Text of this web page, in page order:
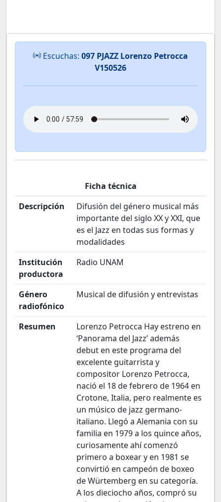
Escuchas: 097 PJAZZ Lorenzo Petrocca
V150526
Ficha técnica
Descripción
Difusión del género musical más
importante del siglo XX y XXI, que
es el Jazz en todas sus formas y
modalidades
Institución
productora
Radio UNAM
Género
radiofónico
Musical de difusión y entrevistas
Resumen
Lorenzo Petrocca Hay estreno en
‘Panorama del Jazz’ además
debut en este programa del
excelente guitarrista y
compositor Lorenzo Petrocca,
nació el 18 de febrero de 1964 en
Crotone, Italia, pero realmente es
un músico de jazz germano-
italiano. Llegó a Alemania con su
familia en 1979 a los quince años,
curiosamente ahí comenzó
primero a boxear y en 1981 se
convirtió en campeón de boxeo
de Würtemberg en su categoría.
A los dieciocho años, compró su